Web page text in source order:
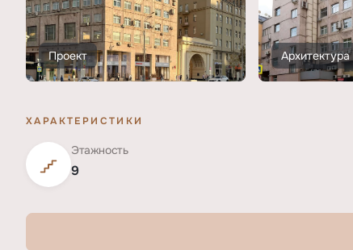
Проект Архитектура
ХАРАКТЕРИСТИКИ
Этажность
9